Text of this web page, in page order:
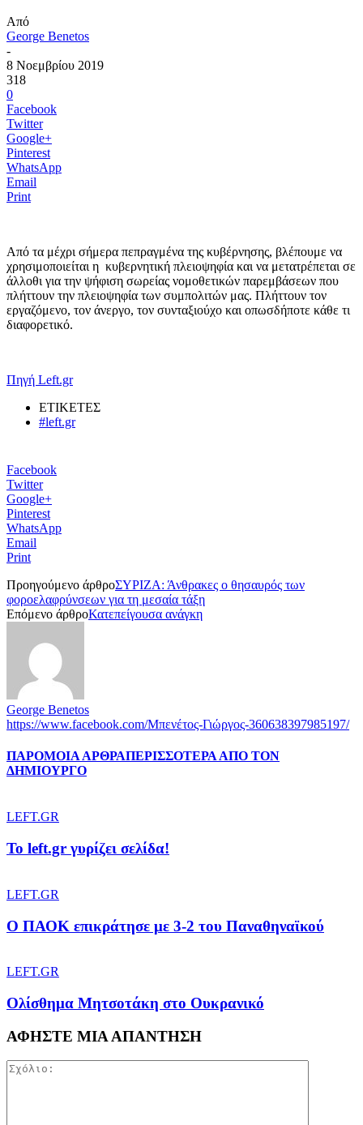
Από
George Benetos
-
8 Νοεμβρίου 2019
318
0
Facebook
Twitter
Google+
Pinterest
WhatsApp
Email
Print
Από τα μέχρι σήμερα πεπραγμένα της κυβέρνησης, βλέπουμε να
χρησιμοποιείται η κυβερνητική πλειοψηφία και να μετατρέπεται σε
άλλοθι για την ψήφιση σωρείας νομοθετικών παρεμβάσεων που
πλήττουν την πλειοψηφία των συμπολιτών μας. Πλήττουν τον
εργαζόμενο, τον άνεργο, τον συνταξιούχο και οπωσδήποτε κάθε τι
διαφορετικό.
Πηγή Left.gr
ΕΤΙΚΕΤΕΣ
#left.gr
Facebook
Twitter
Google+
Pinterest
WhatsApp
Email
Print
Προηγούμενο άρθροΣΥΡΙΖΑ: Άνθρακες ο θησαυρός των
φοροελαφρύνσεων για τη μεσαία τάξη
Επόμενο άρθροΚατεπείγουσα ανάγκη
George Benetos
https://www.facebook.com/Μπενέτος-Γιώργος-360638397985197/
ΠΑΡΟΜΟΙΑ ΑΡΘΡΑΠΕΡΙΣΣΟΤΕΡΑ ΑΠΟ ΤΟΝ
ΔΗΜΙΟΥΡΓΟ
LEFT.GR
To left.gr γυρίζει σελίδα!
LEFT.GR
Ο ΠΑΟΚ επικράτησε με 3-2 του Παναθηναϊκού
LEFT.GR
Ολίσθημα Μητσοτάκη στο Ουκρανικό
ΑΦΗΣΤΕ ΜΙΑ ΑΠΑΝΤΗΣΗ